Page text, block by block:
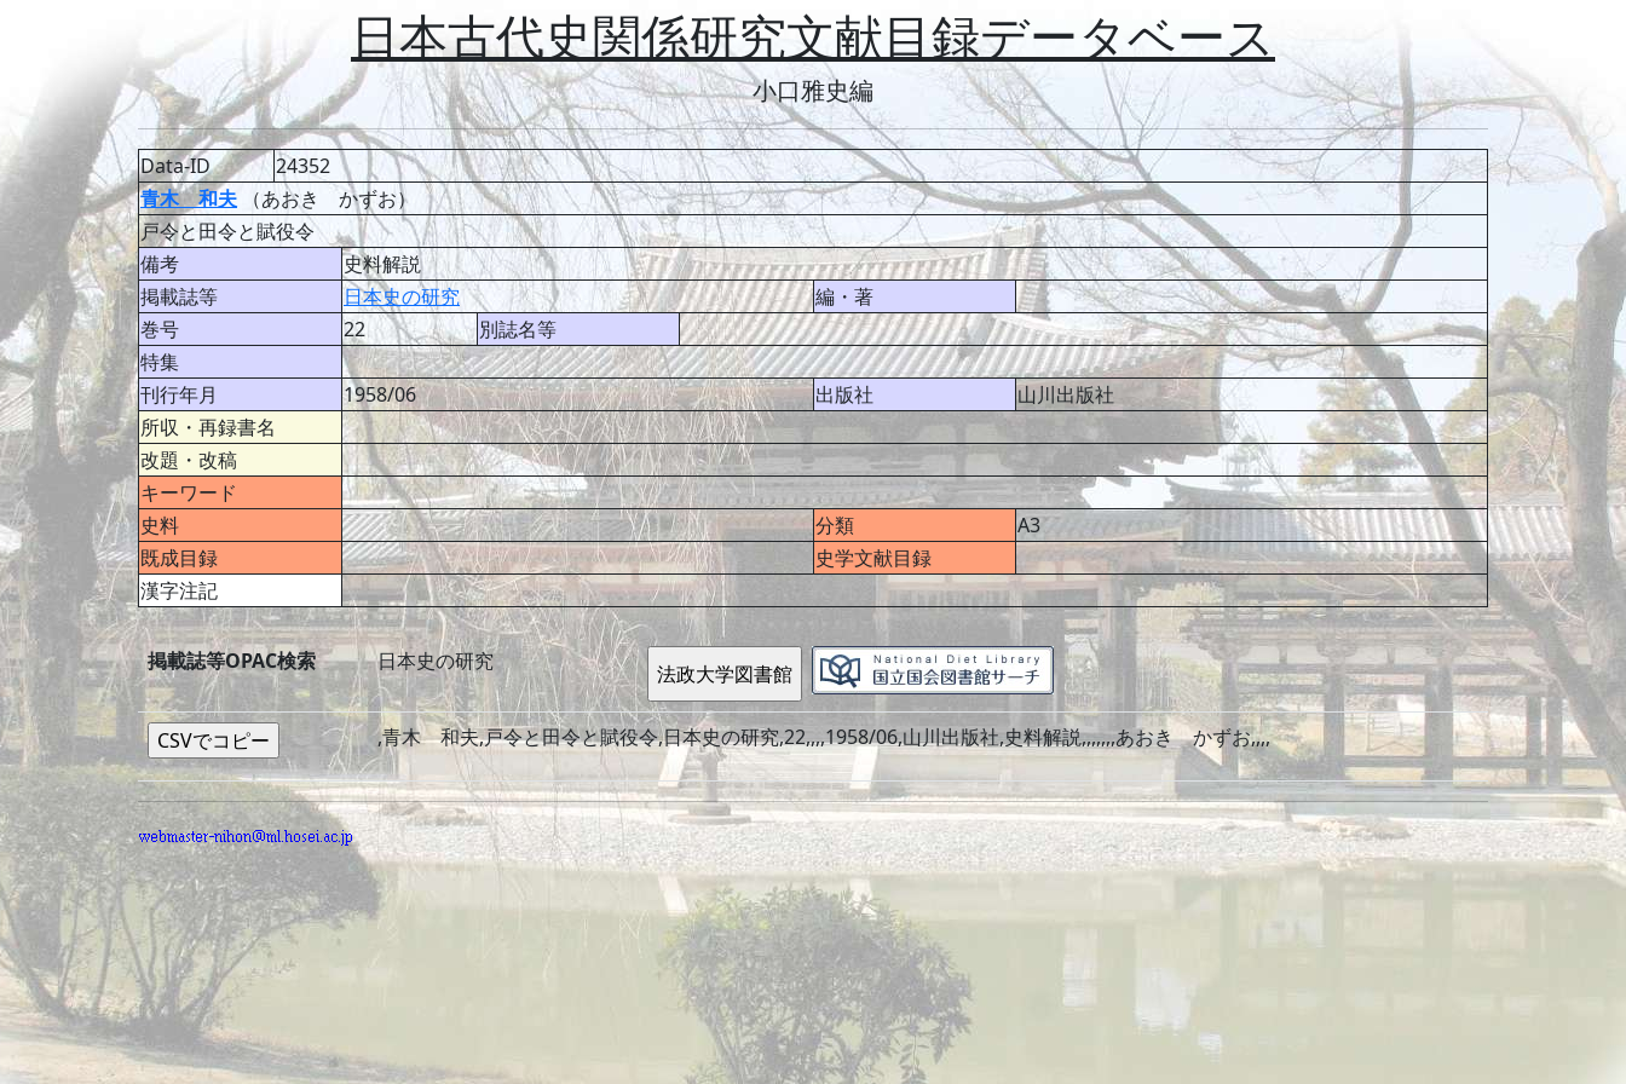
日本古代史関係研究文献目録データベース
小口雅史編
Data-ID
24352
青木 和夫 （あおき かずお）
戸令と田令と賦役令
備考
史料解説
掲載誌等
日本史の研究
編・著
巻号
22
別誌名等
特集
刊行年月
1958/06 出版社
山川出版社
所収・再録書名
改題・改稿
キーワード
史料
分類
A3
既成目録
史学文献目録
漢字注記
掲載誌等OPAC検索 日本史の研究
,青木 和夫,戸令と田令と賦役令,日本史の研究,22,,,,1958/06,山川出版社,史料解説,,,,,,,あおき かずお,,,,